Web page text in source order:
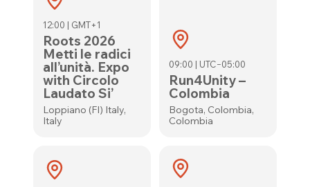
12:00 | GMT+1
Roots 2026
Metti le radici
all’unità. Expo
with Circolo
Laudato Si’
Loppiano (FI) Italy,
Italy
09:00 | UTC−05:00
Run4Unity –
Colombia
Bogota, Colombia,
Colombia